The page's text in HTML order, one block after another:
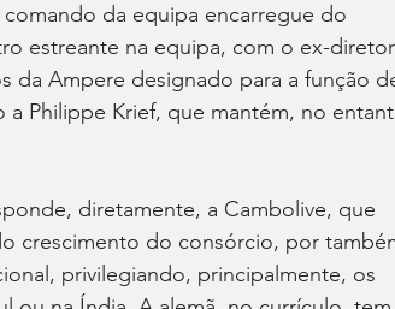
da equipa encarregue do
estreante na equipa, com o ex-diretor
da Ampere designado para a função
Philippe Krief, que mantém, no
diretamente, a Cambolive, que
crescimento do consórcio, por
privilegiando, principalmente, os